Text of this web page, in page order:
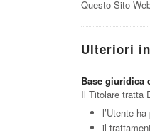
Questo Sito
Ulteriori
Base giuridica
Il Titolare tratta
l’Utente
il